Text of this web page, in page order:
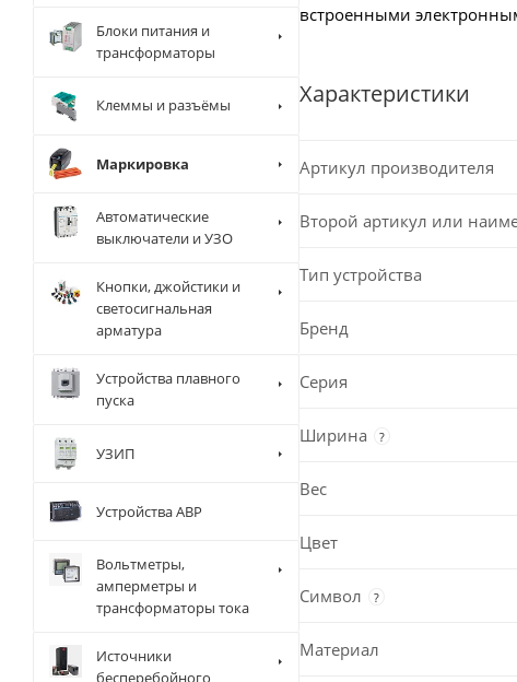
встроенными
Характеристики
Артикул производителя
Второй артикул или
Тип устройства
Бренд
Серия
Ширина ?
Вес
Цвет
Символ ?
Материал
Блоки питания и
трансформаторы
Клеммы и разъёмы
Маркировка
Автоматические
выключатели и УЗО
Кнопки, джойстики и
светосигнальная
арматура
Устройства плавного
пуска
УЗИП
Устройства АВР
Вольтметры,
амперметры и
трансформаторы тока
Источники
бесперебойного